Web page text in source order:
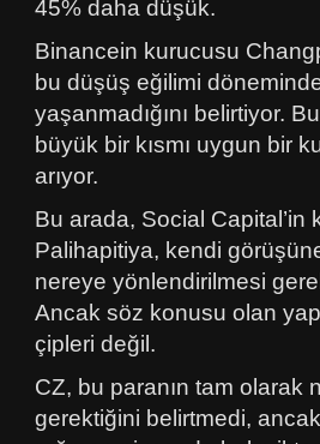
45% daha düşük.
Binancein kurucusu
bu düşüş eğilimi döneminde
yaşanmadığını belirtiyor.
büyük bir kısmı uygun bir
arıyor.
Bu arada, Social Capital’in
Palihapitiya, kendi
nereye yönlendirilmesi
Ancak söz konusu olan
çipleri değil.
CZ, bu paranın tam olarak
gerektiğini belirtmedi,